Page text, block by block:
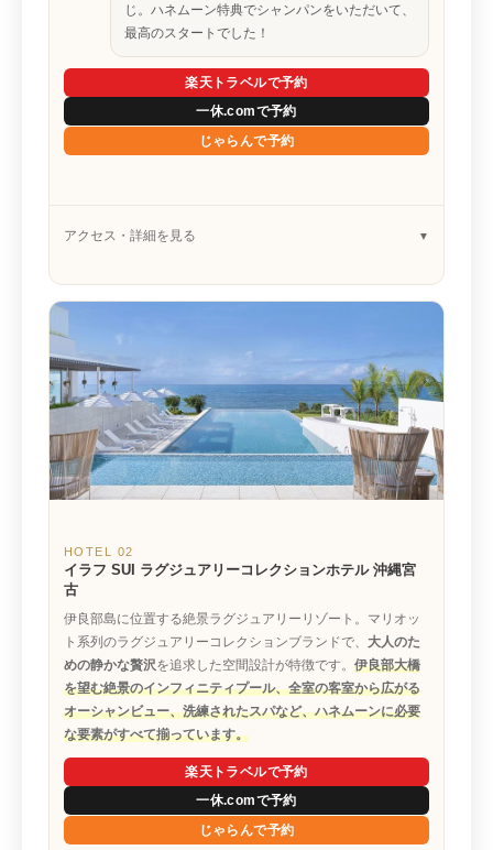
じ。ハネムーン特典でシャンパンをいただいて、
最高のスタートでした！
楽天トラベルで予約
一休.comで予約
じゃらんで予約
アクセス・詳細を見る
HOTEL 02
イラフ SUI ラグジュアリーコレクションホテル 沖縄宮
古
伊良部島に位置する絶景ラグジュアリーリゾート。マリオッ
ト系列のラグジュアリーコレクションブランドで、 大人のた
めの静かな贅沢を追求した空間設計が特徴です。 伊良部大橋
を望む絶景のインフィニティプール、全室の客室から広がる
オーシャンビュー、洗練されたスパなど、ハネムーンに必要
な要素がすべて揃っています。
楽天トラベルで予約
一休.comで予約
じゃらんで予約